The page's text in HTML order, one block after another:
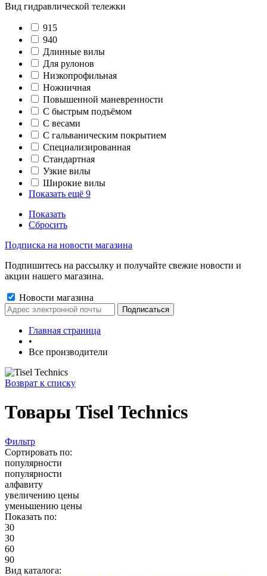
Вид гидравлической тележки
915
940
Длинные вилы
Для рулонов
Низкопрофильная
Ножничная
Повышенной маневренности
С быстрым подъёмом
С весами
С гальваническим покрытием
Специализированная
Стандартная
Узкие вилы
Широкие вилы
Показать ещё 9
Показать
Сбросить
Подписка на новости магазина
Подпишитесь на рассылку и получайте свежие новости и
акции нашего магазина.
Новости магазина
Главная страница
•
Все производители
Возврат к списку
Товары Tisel Technics
Фильтр
Сортировать по:
популярности
популярности
алфавиту
увеличению цены
уменьшению цены
Показать по:
30
30
60
90
Вид каталога: